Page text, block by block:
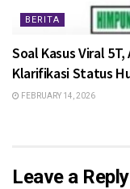
BERITA
Soal Kasus Viral
Klarifikasi Status
FEBRUARY 14, 2026
Leave a Reply